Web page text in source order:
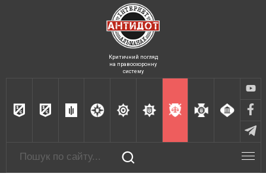
Критичний погляд
на правоохоронну
систему